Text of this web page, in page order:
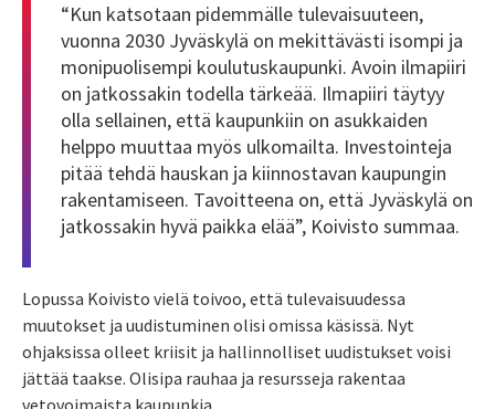
“Kun katsotaan pidemmälle tulevaisuuteen,
vuonna 2030 Jyväskylä on mekittävästi isompi ja
monipuolisempi koulutuskaupunki. Avoin ilmapiiri
on jatkossakin todella tärkeää. Ilmapiiri täytyy
olla sellainen, että kaupunkiin on asukkaiden
helppo muuttaa myös ulkomailta. Investointeja
pitää tehdä hauskan ja kiinnostavan kaupungin
rakentamiseen. Tavoitteena on, että Jyväskylä on
jatkossakin hyvä paikka elää”, Koivisto summaa.
Lopussa Koivisto vielä toivoo, että tulevaisuudessa
muutokset ja uudistuminen olisi omissa käsissä. Nyt
ohjaksissa olleet kriisit ja hallinnolliset uudistukset voisi
jättää taakse. Olisipa rauhaa ja resursseja rakentaa